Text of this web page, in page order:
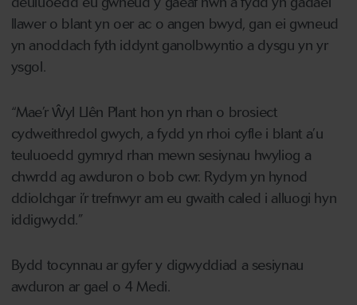
llawer o blant yn oer ac o angen bwyd, gan ei gwneud
yn anoddach fyth iddynt ganolbwyntio a dysgu yn yr
ysgol.
“Mae’r Ŵyl Llên Plant hon yn rhan o brosiect
cydweithredol gwych, a fydd yn rhoi cyfle i blant a’u
teuluoedd gymryd rhan mewn sesiynau hwyliog a
chwrdd ag awduron o bob cwr. Rydym yn hynod
ddiolchgar i’r trefnwyr am eu gwaith caled i alluogi hyn
iddigwydd.”
Bydd tocynnau ar gyfer y digwyddiad a sesiynau
awduron ar gael o 4 Medi.